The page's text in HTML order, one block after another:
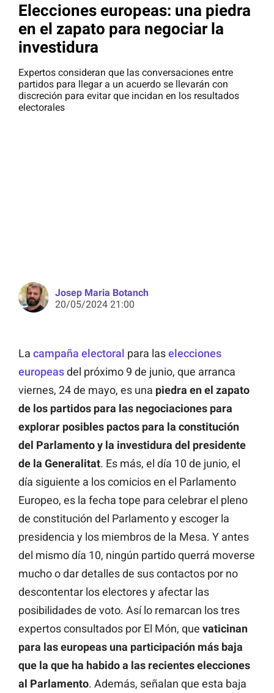
Elecciones europeas: una piedra
en el zapato para negociar la
investidura
Expertos consideran que las conversaciones entre
partidos para llegar a un acuerdo se llevarán con
discreción para evitar que incidan en los resultados
electorales
Josep Maria Botanch
20/05/2024 21:00
La campaña electoral para laselecciones
europeasdel próximo 9 de junio, que arranca
viernes, 24 de mayo, es una piedra en el zapato
de los partidos para las negociaciones para
explorar posibles pactos para la constitución
del Parlamento y la investidura del presidente
de la Generalitat. Es más, el día 10 de junio, el
día siguiente a los comicios en el Parlamento
Europeo, es la fecha tope para celebrar el pleno
de constitución del Parlamento y escoger la
presidencia y los miembros de la Mesa. Y antes
del mismo día 10, ningún partido querrá moverse
mucho o dar detalles de sus contactos por no
descontentar los electores y afectar las
posibilidades de voto. Así lo remarcan los tres
expertos consultados por El Món, que vaticinan
para las europeas una participación más baja
que la que ha habido a las recientes elecciones
al Parlamento. Además, señalan que esta baja